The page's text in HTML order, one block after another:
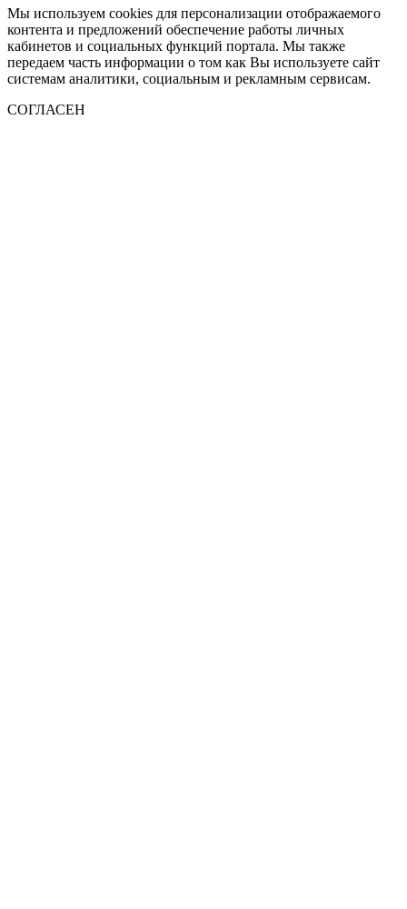
Мы используем cookies для персонализации отображаемого
контента и предложений обеспечение работы личных
кабинетов и социальных функций портала. Мы также
передаем часть информации о том как Вы используете сайт
системам аналитики, социальным и рекламным сервисам.
СОГЛАСЕН